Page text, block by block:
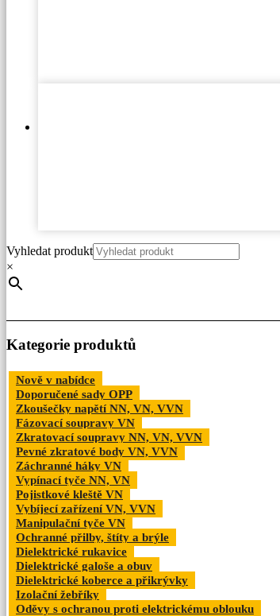
Vyhledat produkt
×
Kategorie produktů
Nově v nabídce
Doporučené sady OPP
Zkoušečky napětí NN, VN, VVN
Fázovací soupravy VN
Zkratovací soupravy NN, VN, VVN
Pevné zkratové body VN, VVN
Záchranné háky VN
Vypínací tyče NN, VN
Pojistkové kleště VN
Vybíjecí zařízení VN, VVN
Manipulační tyče VN
Ochranné přilby, štíty a brýle
Dielektrické rukavice
Dielektrické galoše a obuv
Dielektrické koberce a přikrývky
Izolační žebříky
Oděvy s ochranou proti elektrickému oblouku